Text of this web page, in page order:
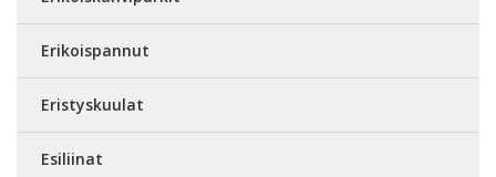
Erikoispannut
Eristyskuulat
Esiliinat